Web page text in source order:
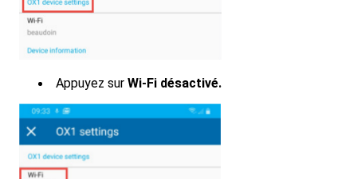
Appuyez sur Wi-Fi désactivé.